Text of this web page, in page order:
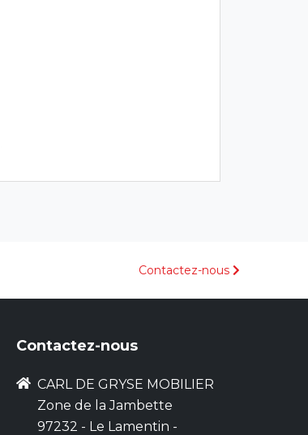
Contactez-nous
Contactez-nous
CARL DE GRYSE MOBILIER
Zone de la Jambette
97232 - Le Lamentin -